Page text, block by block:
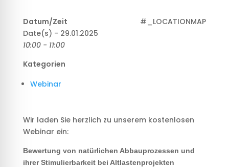
#_LOCATIONMAP
Datum/Zeit
Date(s) - 29.01.2025
10:00 - 11:00
Kategorien
Webinar
Wir laden Sie herzlich zu unserem kostenlosen
Webinar ein:
Bewertung von natürlichen Abbauprozessen und
ihrer Stimulierbarkeit bei Altlastenprojekten